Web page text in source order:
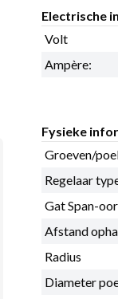
Electrische
Volt
Ampère:
Fysieke
Groeven/
Regelaar
Gat Span-
Afstand
Radius
Diameter